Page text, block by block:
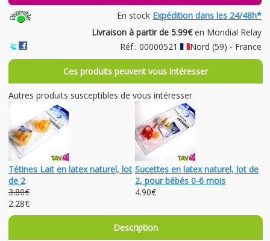
En stock Expédition dans les 24/48h*
Livraison à partir de 5.99€en Mondial Relay
Réf.: 00000521
Nord (59) - France
Ces produits peuvent vous intéresser
Autres produits susceptibles de vous intéresser
Tétines Lait en latex naturel, lot
de 2
3.80€
2.28€
Sucettes en latex naturel, lot de
2, pour bébés 0-6 mois
4.90€
Description